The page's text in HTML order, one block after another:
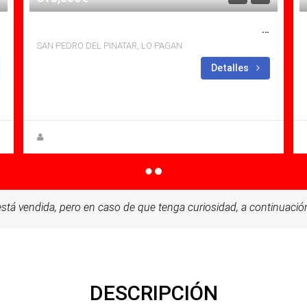
SE VENDE APARTAMENTO EN LO PAGAN, SAN PEDRO DEL PINATAR CON PISCINA
SAN PEDRO DEL PINATAR, LO PAGAN
Detalles
vendida, pero en caso de que tenga curiosidad, a
DESCRIPCIÓN